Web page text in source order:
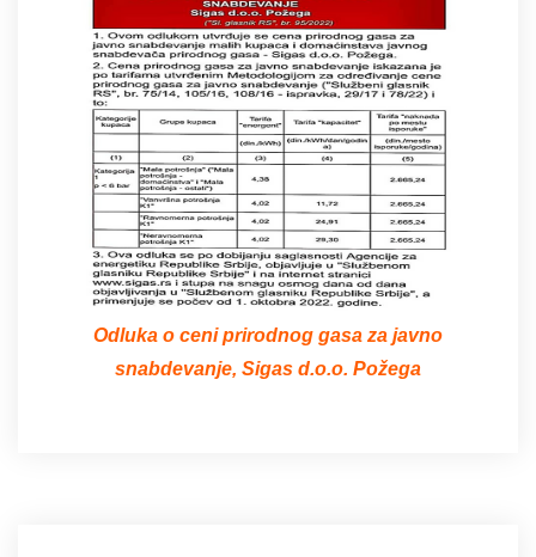
Odluka o ceni prirodnog gasa za javno
snabdevanje, Sigas d.o.o. Požega